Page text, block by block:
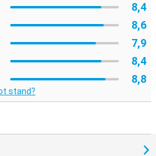
8,4
8,6
7,9
8,4
8,8
stand?